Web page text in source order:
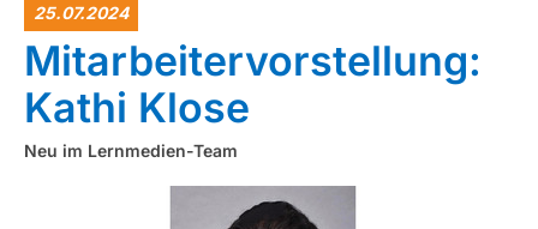
25.07.2024
Mitarbeitervorstellung:
Kathi Klose
Neu im Lernmedien-Team